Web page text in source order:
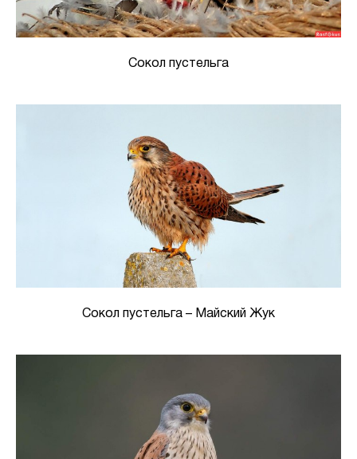
Сокол пустельга
Сокол пустельга – Майский Жук